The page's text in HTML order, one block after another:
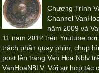
Chương Trình
Channel
năm 2009 và
11 năm 2012 trên Youtube
trách phần quay phim, chụp
post lên trang Van Hoa Nblv
VanHoaNBLV. Với sự hợp tác